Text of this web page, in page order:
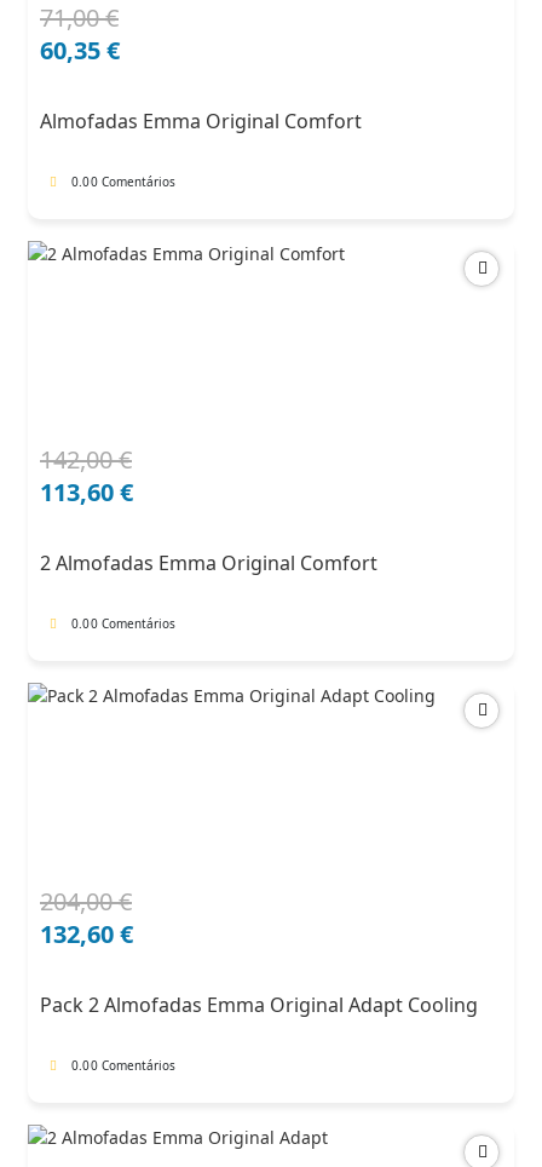
71,00€
O
preço
71,00 €.
60,35€
O
preço
60,35 €.
Almofadas Emma Original Comfort
0.00 Comentários
142,00€
O
preço
142,00 €.
113,60€
O
preço
113,60 €.
2 Almofadas Emma Original Comfort
0.00 Comentários
204,00€
O
preço
204,00 €.
132,60€
O
preço
132,60 €.
Pack 2 Almofadas Emma Original Adapt Cooling
0.00 Comentários